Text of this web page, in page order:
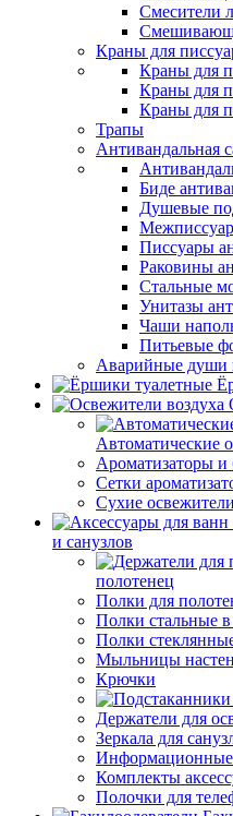
Смесители
Краны для
Краны для
Краны для
Краны для
Трапы
Антивандальная
Биде
Душевые
Писсуары
Раковины
Стальные
Унитазы
Чаши
Питьевые
Аварийные души
Автоматические
Ароматизаторы и
Сетки
Сухие освежители
и санузлов
полотенец
Полки для
Полки стальные
Полки
Мыльницы
Крючки
Держатели для
Зеркала для
Информационные
Комплекты
Полочки для